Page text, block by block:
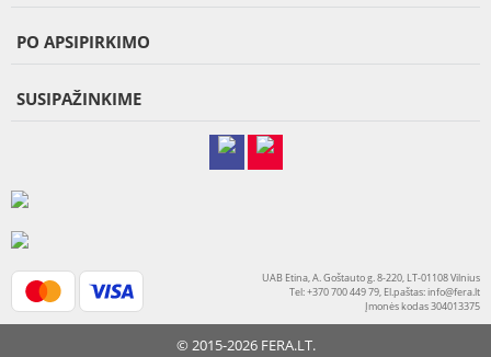
PO APSIPIRKIMO
SUSIPAŽINKIME
UAB Etina, A. Goštauto g. 8-220, LT-01108 Vilnius
Tel: +370 700 449 79, El.paštas:info@fera.lt
Įmonės kodas 304013375
© 2015-2026 FERA.LT.